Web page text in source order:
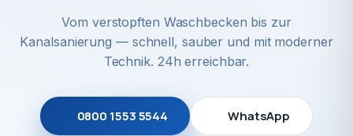
Vom verstopften Waschbecken bis zur
Kanalsanierung — schnell, sauber und mit moderner
Technik. 24h erreichbar.
0800 1553 5544 WhatsApp